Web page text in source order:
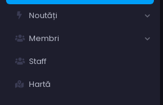
Noutăți
Membri
Staff
Hartă